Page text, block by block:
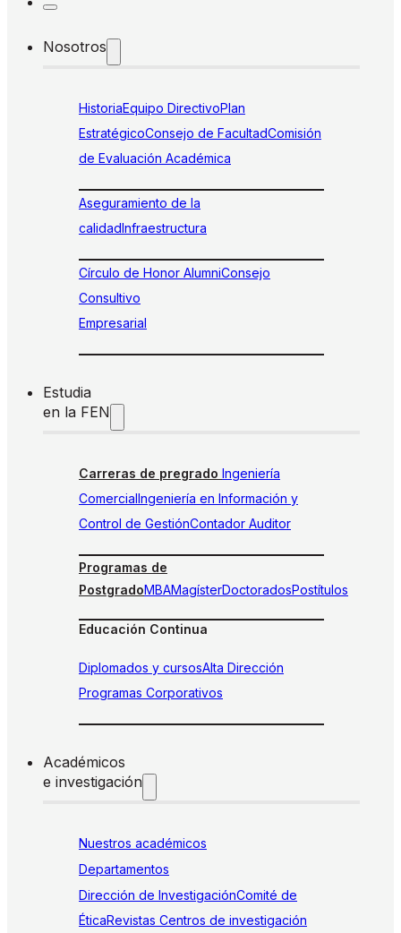
Nosotros
HistoriaEquipo DirectivoPlan
EstratégicoConsejo de FacultadComisión
de Evaluación Académica
Aseguramiento de la
calidadInfraestructura
Círculo de Honor AlumniConsejo
Consultivo
Empresarial
Estudia
en la FEN
Carreras de pregrado Ingeniería
ComercialIngeniería en Información y
Control de GestiónContador Auditor
Programas de
PostgradoMBAMagísterDoctoradosPostítulos
Educación Continua
Diplomados y cursosAlta Dirección
Programas Corporativos
Académicos
e investigación
Nuestros académicos
Departamentos
Dirección de InvestigaciónComité de
ÉticaRevistas Centros de investigación